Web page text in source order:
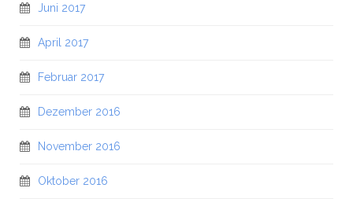
Juni 2017
April 2017
Februar 2017
Dezember 2016
November 2016
Oktober 2016